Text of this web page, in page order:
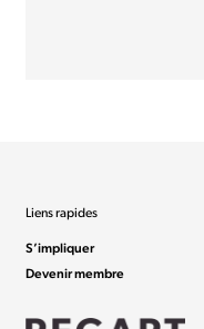
Liens rapides
S’impliquer
Devenir membre